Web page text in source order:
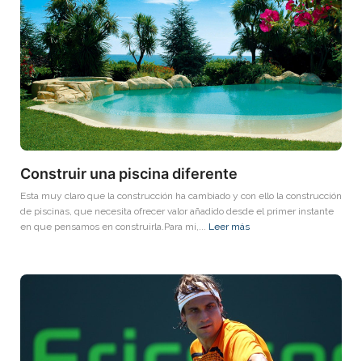
Construir una piscina diferente
Esta muy claro que la construcción ha cambiado y con ello la construcción
de piscinas, que necesita ofrecer valor añadido desde el primer instante
en que pensamos en construirla.Para mi,... Leer más